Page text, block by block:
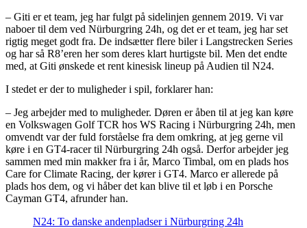
– Giti er et team, jeg har fulgt på sidelinjen gennem 2019. Vi var
naboer til dem ved Nürburgring 24h, og det er et team, jeg har set
rigtig meget godt fra. De indsætter flere biler i Langstrecken Series
og har så R8’eren her som deres klart hurtigste bil. Men det endte
med, at Giti ønskede et rent kinesisk lineup på Audien til N24.
I stedet er der to muligheder i spil, forklarer han:
– Jeg arbejder med to muligheder. Døren er åben til at jeg kan køre
en Volkswagen Golf TCR hos WS Racing i Nürburgring 24h, men
omvendt var der fuld forståelse fra dem omkring, at jeg gerne vil
køre i en GT4-racer til Nürburgring 24h også. Derfor arbejder jeg
sammen med min makker fra i år, Marco Timbal, om en plads hos
Care for Climate Racing, der kører i GT4. Marco er allerede på
plads hos dem, og vi håber det kan blive til et løb i en Porsche
Cayman GT4, afrunder han.
N24: To danske andenpladser i Nürburgring 24h